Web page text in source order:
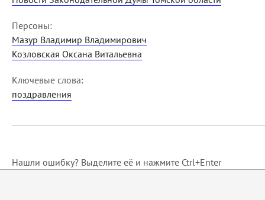
Персоны:
Мазур Владимир Владимирович
Козловская Оксана Витальевна
Ключевые слова:
поздравления
Нашли ошибку? Выделите её и нажмите Ctrl+Enter